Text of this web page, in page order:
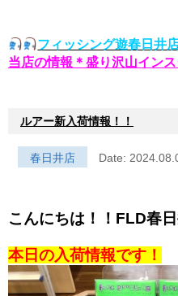
フィッシング遊春日井
当店の情報＊盛り沢山イン
ルアー新入荷情報！！
春日井店 Date:
こんにちは！！FLD春
本日の入荷情報です！